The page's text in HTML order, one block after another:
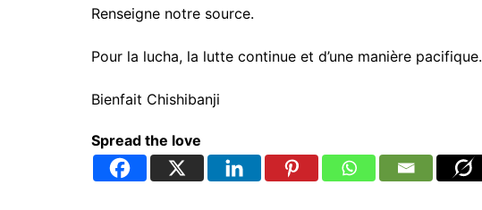
Renseigne notre source.
Pour la lucha, la lutte continue et d’une manière pacifique.
Bienfait Chishibanji
Spread the love